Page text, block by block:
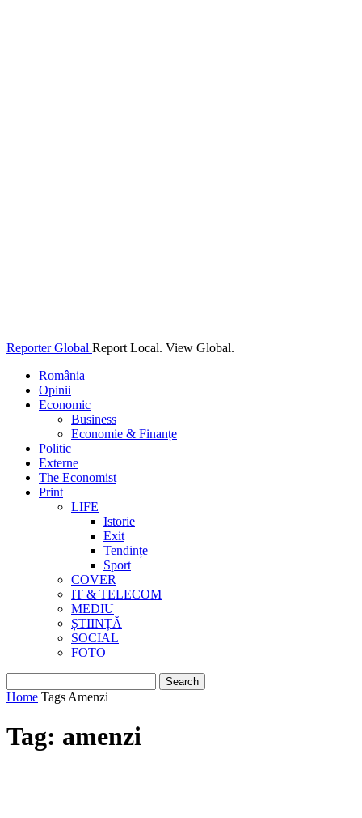
Reporter Global Report Local. View Global.
România
Opinii
Economic
Business
Economie & Finanțe
Politic
Externe
The Economist
Print
LIFE
Istorie
Exit
Tendințe
Sport
COVER
IT & TELECOM
MEDIU
ȘTIINȚĂ
SOCIAL
FOTO
Home Tags Amenzi
Tag: amenzi